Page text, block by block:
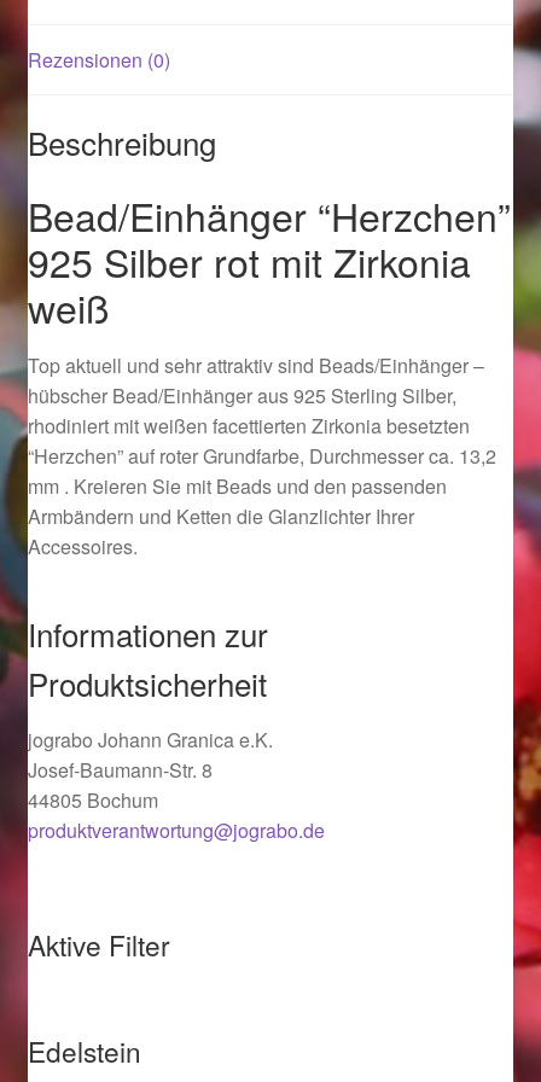
Magisches und Festliches zu Halloween 2021
Logout
Ostergeschenke finden für Ostern 2015
Ostergeschenke finden für Ostern 2016
Ostergeschenke finden für Ostern 2017
Ostergeschenke finden für Ostern 2018
Ostergeschenke finden für Ostern 2020
Ostergeschenke finden für Ostern 2021
Ostergeschenke finden für Ostern 2022
Partner
Startseite
Rezensionen (0)
Beschreibung
Bead/Einhänger “Herzchen”
925 Silber rot mit Zirkonia
weiß
Top aktuell und sehr attraktiv sind Beads/Einhänger –
hübscher Bead/Einhänger aus 925 Sterling Silber,
rhodiniert mit weißen facettierten Zirkonia besetzten
“Herzchen” auf roter Grundfarbe, Durchmesser ca. 13,2
mm . Kreieren Sie mit Beads und den passenden
Armbändern und Ketten die Glanzlichter Ihrer
Accessoires.
Informationen zur
Produktsicherheit
jograbo Johann Granica e.K.
Josef-Baumann-Str. 8
44805 Bochum
produktverantwortung@jograbo.de
Aktive Filter
Edelstein